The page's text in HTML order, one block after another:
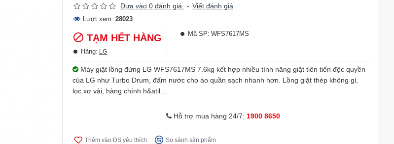
Dựa vào 0 đánh giá. - Viết đánh giá
Lượt xem: 28023
TẠM HẾT HÀNG
Hãng: LG
Mã SP: WFS7617MS
Máy giặt lồng đứng LG WFS7617MS 7.6kg kết hợp nhiều tính năng giặt tiên tiến độc quyền
của LG như Turbo Drum, đấm nước cho áo quần sạch nhanh hơn. Lồng giặt thép không gỉ,
lọc xơ vải, hàng chính h&atil...
Hỗ trợ mua hàng 24/7: 1900 8650
Thêm vào DS yêu thích So sánh sản phẩm